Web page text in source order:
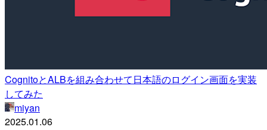
CognitoとALBを組み合わせて日本語のログイン画面を実装
してみた
miyan
2025.01.06